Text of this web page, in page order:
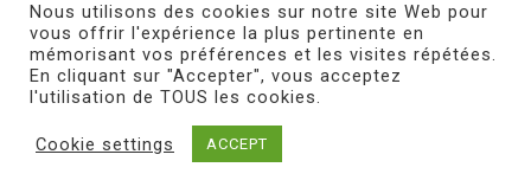
Bohn fabiennedans Intrigues sanglantes à Mulhouse
Steph. RUTA dansLust for Nice
MIRMANDdansPieds agiles et champignons
Copyright © 2026 Le Footichiste | Réalisé par
Nous utilisons des cookies sur notre site Web pour
vous offrir l'expérience la plus pertinente en
mémorisant vos préférences et les visites répétées.
En cliquant sur "Accepter", vous acceptez
l'utilisation de TOUS les cookies.
Cookie settings ACCEPT